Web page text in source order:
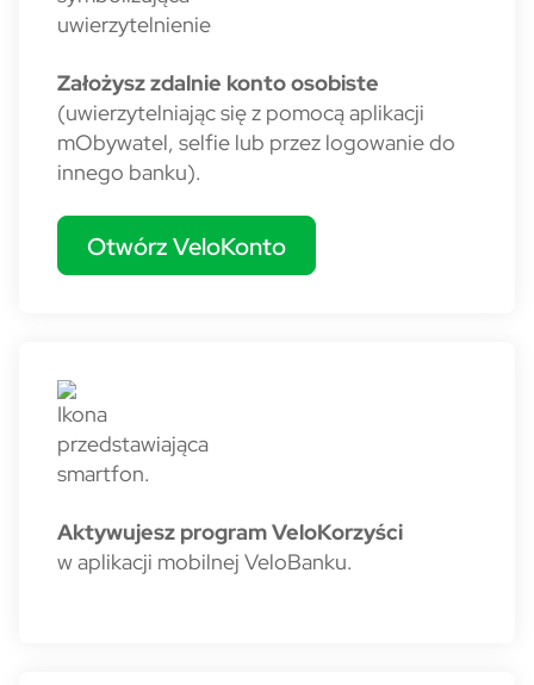
Założysz zdalnie konto osobiste
(uwierzytelniając się z pomocą aplikacji
mObywatel, selfie lub przez logowanie do
innego banku).
Otwórz VeloKonto
Aktywujesz program VeloKorzyści
w aplikacji mobilnej VeloBanku.